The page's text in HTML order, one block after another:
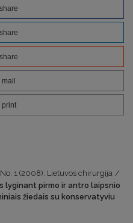
share
share
share
mail
print
1 (2008): Lietuvos chirurgija /
lyginant pirmo ir antro laipsnio
žiedais su konservatyviu